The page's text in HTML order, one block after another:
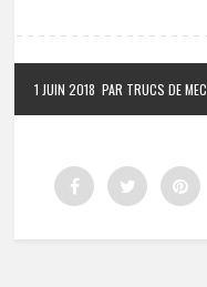
1 JUIN 2018 PAR TRUCS DE MEC